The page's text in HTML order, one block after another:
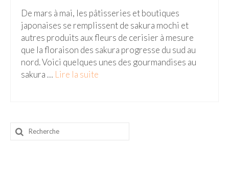
Pérou
Lac Titicaca
Machu Picchu
ASIE
Guilin & Yangshuo
De mars à mai, les pâtisseries et boutiques
japonaises se remplissent de sakura mochi et
autres produits aux fleurs de cerisier à mesure
que la floraison des sakura progresse du sud au
nord. Voici quelques unes des gourmandises au
sakura … Lire la suite­­
Rechercher
: